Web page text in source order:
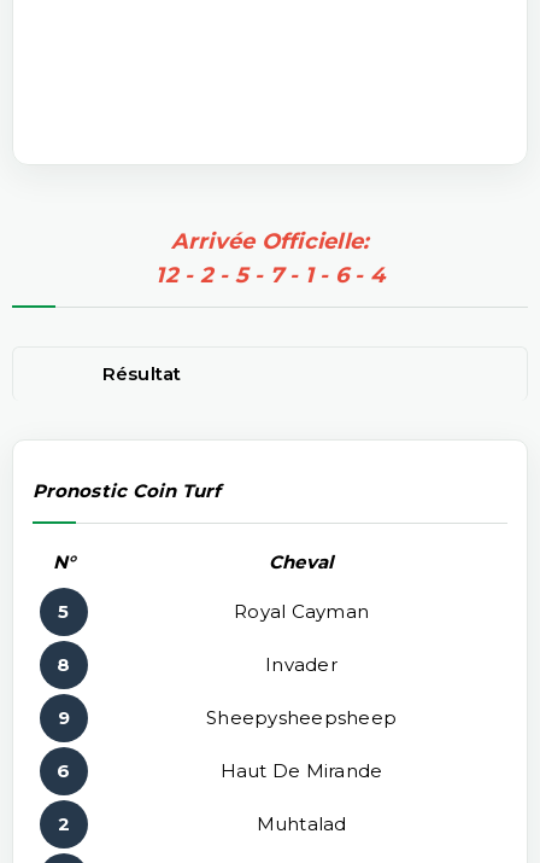
Arrivée Officielle:
12 - 2 - 5 - 7 - 1 - 6 - 4
Résultat
Pronostic Coin Turf
N° Cheval
5 Royal Cayman
8 Invader
9 Sheepysheepsheep
6 Haut De Mirande
2 Muhtalad